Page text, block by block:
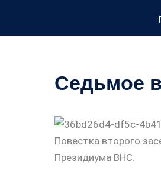
Седьмое
Повестка второго
Президиума ВНС.